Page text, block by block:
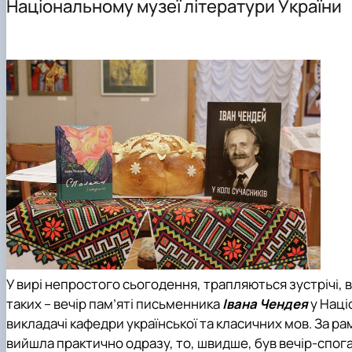
Чому НУБіП України - твій правильний вибір?
Підготовчі курси до ЄВІ
Правила прийому 2026
Робочі програми, електронні навчальні курси (ОС
Студентський науковий гурток «Медіакрок»
Студентський науковий гурток «Наукова майстерня»
Альманах
Національному музеї літератури України
У вирі непростого сьогодення, трапляються
таких – вечір пам’яті письменникаІвана Чендеяу
викладачі кафедри української та класичних мов.За
вийшла практично одразу, то, швидше, був вечір-